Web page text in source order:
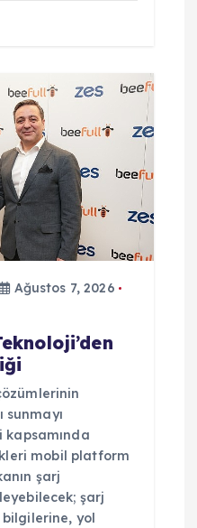
Ağustos 7, 2026
sunmayı
kapsamında
mobil platform
şarj
şarj
bilgilerine, yol